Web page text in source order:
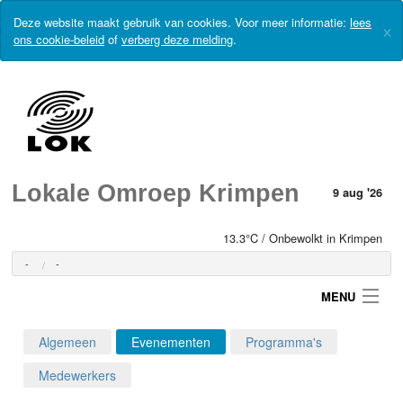
Deze website maakt gebruik van cookies. Voor meer informatie: lees
ons cookie-beleid of verberg deze melding. ×
Lokale Omroep Krimpen 9 aug '26
13.3°C / Onbewolkt in Krimpen
- -
MENU
Algemeen Evenementen
Programma's
Medewerkers